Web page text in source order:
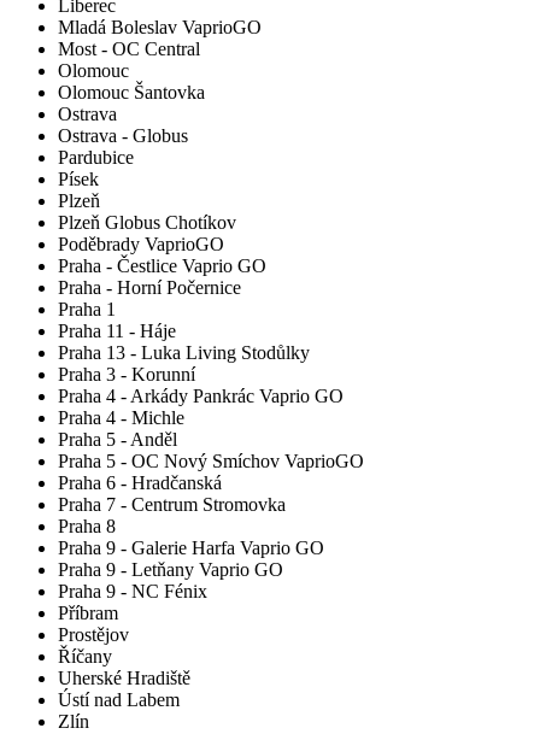
Liberec
Mladá Boleslav VaprioGO
Most - OC Central
Olomouc
Olomouc Šantovka
Ostrava
Ostrava - Globus
Pardubice
Písek
Plzeň
Plzeň Globus Chotíkov
Poděbrady VaprioGO
Praha - Čestlice Vaprio GO
Praha - Horní Počernice
Praha 1
Praha 11 - Háje
Praha 13 - Luka Living Stodůlky
Praha 3 - Korunní
Praha 4 - Arkády Pankrác Vaprio GO
Praha 4 - Michle
Praha 5 - Anděl
Praha 5 - OC Nový Smíchov VaprioGO
Praha 6 - Hradčanská
Praha 7 - Centrum Stromovka
Praha 8
Praha 9 - Galerie Harfa Vaprio GO
Praha 9 - Letňany Vaprio GO
Praha 9 - NC Fénix
Příbram
Prostějov
Říčany
Uherské Hradiště
Ústí nad Labem
Zlín